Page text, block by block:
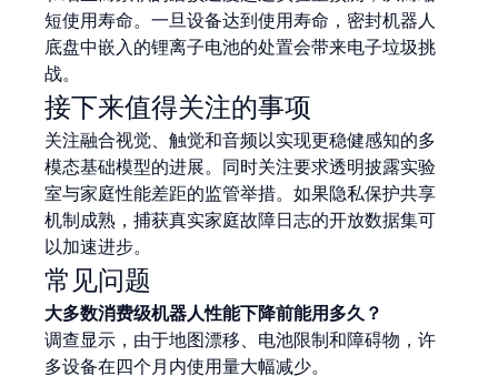
短使用寿命。一旦设备达到使用寿命，密封机器人
底盘中嵌入的锂离子电池的处置会带来电子垃圾挑
战。
接下来值得关注的事项
关注融合视觉、触觉和音频以实现更稳健感知的多
模态基础模型的进展。同时关注要求透明披露实验
室与家庭性能差距的监管举措。如果隐私保护共享
机制成熟，捕获真实家庭故障日志的开放数据集可
以加速进步。
常见问题
大多数消费级机器人性能下降前能用多久？
调查显示，由于地图漂移、电池限制和障碍物，许
多设备在四个月内使用量大幅减少。